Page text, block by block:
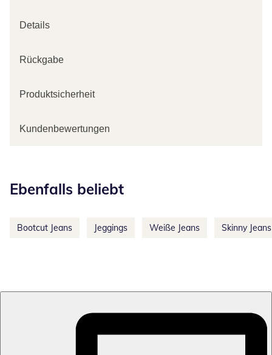
Details
Rückgabe
Produktsicherheit
Kundenbewertungen
Ebenfalls beliebt
Bootcut Jeans Jeggings Weiße Jeans Skinny Jeans